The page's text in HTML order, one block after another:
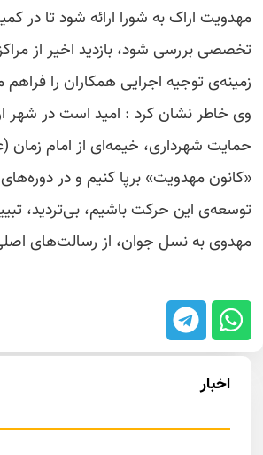
مهدویت اراک به شورا ارائه شود تا در
تخصصی بررسی شود، بازدید اخیر از
زمینه‌ی توجیه اجرایی همکاران را فراهم
وی خاطر نشان کرد : امید است در شهر
حمایت شهرداری، خیمه‌ای از امام زمان
«کانون مهدویت» برپا کنیم و در
توسعه‌ی این حرکت باشیم، بی‌تردید،
مهدوی به نسل جوان، از رسالت‌های
اخبار